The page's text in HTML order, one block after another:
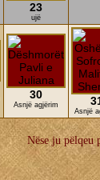
23
ujë
30
Asnjë agjërim
Asnjë
Nëse ju pëlqeu